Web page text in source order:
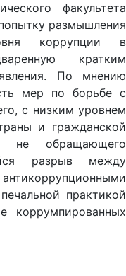
факультета
размышления
коррупции в
кратким
По мнению
мер по борьбе с
с низким уровнем
и гражданской
не обращающего
разрыв между
практикой
коррумпированных